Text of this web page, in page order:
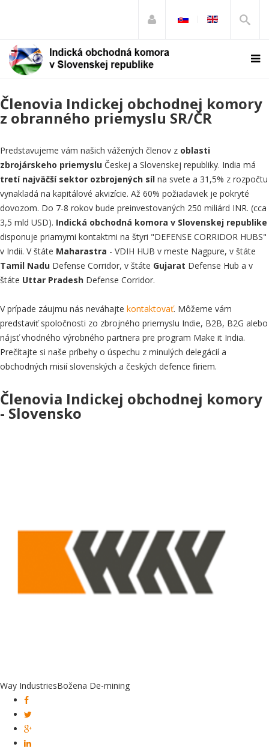
Členovia Indickej obchodnej komory
z obranného priemyslu SR/ČR
Predstavujeme vám našich vážených členov z oblasti
zbrojárskeho priemyslu Českej a Slovenskej republiky. India má
tretí najväčší sektor ozbrojených síl na svete a 31,5% z rozpočtu
vynakladá na kapitálové akvizície. Až 60% požiadaviek je pokryté
dovozom. Do 7-8 rokov bude preinvestovaných 250 miliárd INR. (cca
3,5 mld USD). Indická obchodná komora v Slovenskej republike
disponuje priamymi kontaktmi na štyri "DEFENSE CORRIDOR HUBS"
v Indii. V štáte Maharastra - VDIH HUB v meste Nagpure, v štáte
Tamil Nadu Defense Corridor, v štáte Gujarat Defense Hub a v
štáte Uttar Pradesh Defense Corridor.
V prípade záujmu nás neváhajte kontaktovať. Môžeme vám
predstaviť spoločnosti zo zbrojného priemyslu Indie, B2B, B2G alebo
nájsť vhodného výrobného partnera pre program Make it India.
Prečítajte si naše príbehy o úspechu z minulých delegácií a
obchodných misií slovenských a českých defence firiem.
Členovia Indickej obchodnej komory
- Slovensko
Way IndustriesBožena De-mining